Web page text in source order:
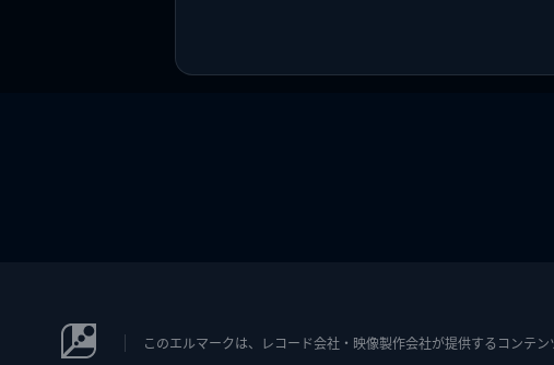
このエルマークは、レコード会社・映像製作会社が提供するコンテ